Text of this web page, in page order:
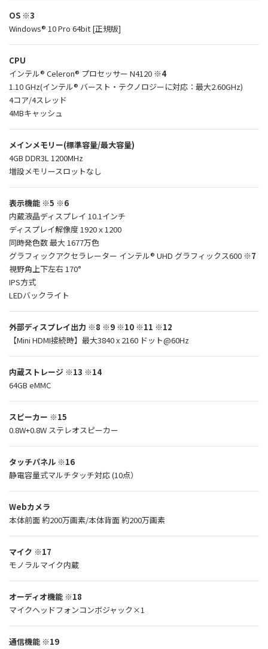
OS ※3
Windows® 10 Pro 64bit [正規版]
CPU
インテル® Celeron® プロセッサー N4120 ※4
1.10 GHz(インテル® バースト・テクノロジーに対応：最大2.60GHz)
4コア/4スレッド
4MBキャッシュ
メインメモリー(標準容量/最大容量)
4GB DDR3L 1200MHz
増設メモリースロットなし
表示機能 ※5 ※6
内蔵液晶ディスプレイ 10.1インチ
ディスプレイ解像度 1920ｘ1200
同時発色数 最大 1677万色
グラフィックアクセラレーター インテル® UHD グラフィックス600 ※7
視野角上下左右 170°
IPS方式
LEDバックライト
外部ディスプレイ出力 ※8 ※9 ※10 ※11 ※12
【Mini HDMI接続時】最大3840 x 2160 ドット@60Hz
内蔵ストレージ ※13 ※14
64GB eMMC
スピーカー ※15
0.8W+0.8W ステレオスピーカー
タッチパネル ※16
静電容量式マルチタッチ対応 (10点）
Webカメラ
本体前面 約200万画素/本体背面 約200万画素
マイク ※17
モノラルマイク内蔵
オーディオ機能 ※18
マイクヘッドフォンコンボジャック×1
通信機能 ※19